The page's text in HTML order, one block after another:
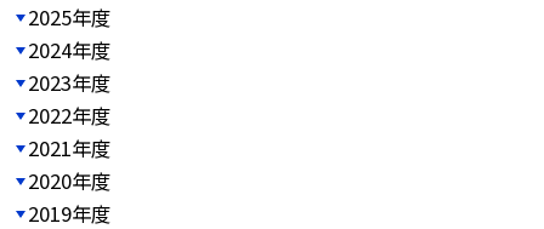
2025年度
2024年度
2023年度
2022年度
2021年度
2020年度
2019年度